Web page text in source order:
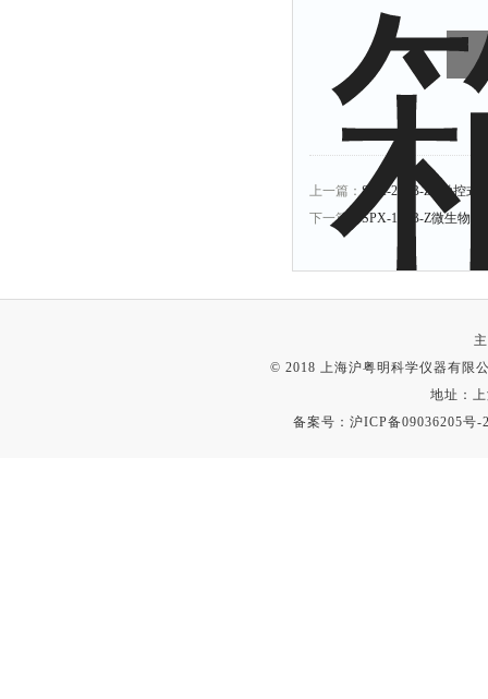
上一篇：SPX-250B-ZII触控式
下一篇：SPX-150B-Z微生物
© 2018 上海沪粤明科学仪器有限
地址：
备案号：沪ICP备09036205号-